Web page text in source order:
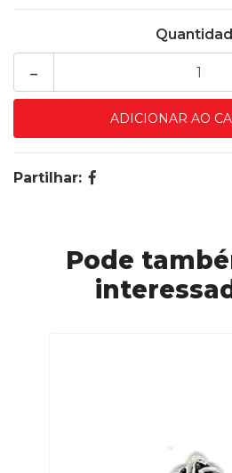
-
Partilhar:
Pode